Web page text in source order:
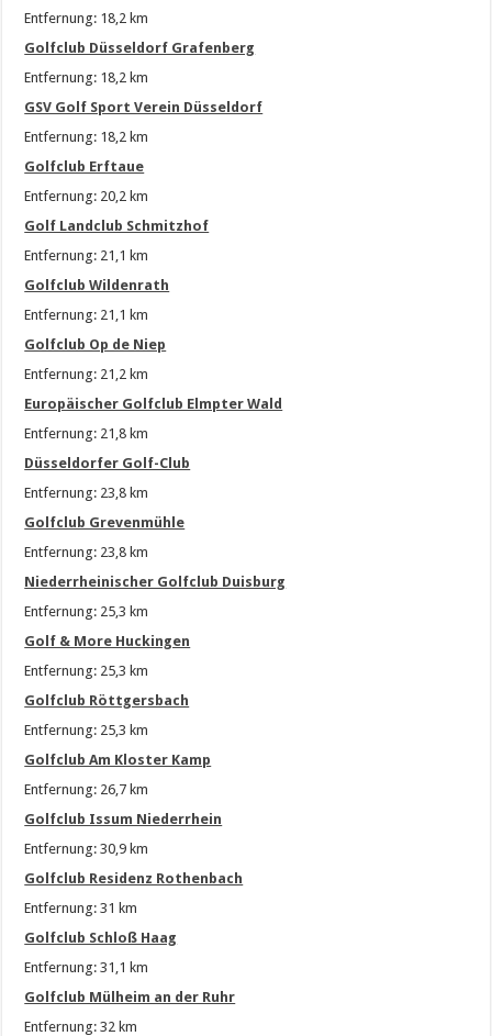
Entfernung: 18,2 km
Golfclub Düsseldorf Grafenberg
Entfernung: 18,2 km
GSV Golf Sport Verein Düsseldorf
Entfernung: 18,2 km
Golfclub Erftaue
Entfernung: 20,2 km
Golf Landclub Schmitzhof
Entfernung: 21,1 km
Golfclub Wildenrath
Entfernung: 21,1 km
Golfclub Op de Niep
Entfernung: 21,2 km
Europäischer Golfclub Elmpter Wald
Entfernung: 21,8 km
Düsseldorfer Golf-Club
Entfernung: 23,8 km
Golfclub Grevenmühle
Entfernung: 23,8 km
Niederrheinischer Golfclub Duisburg
Entfernung: 25,3 km
Golf & More Huckingen
Entfernung: 25,3 km
Golfclub Röttgersbach
Entfernung: 25,3 km
Golfclub Am Kloster Kamp
Entfernung: 26,7 km
Golfclub Issum Niederrhein
Entfernung: 30,9 km
Golfclub Residenz Rothenbach
Entfernung: 31 km
Golfclub Schloß Haag
Entfernung: 31,1 km
Golfclub Mülheim an der Ruhr
Entfernung: 32 km